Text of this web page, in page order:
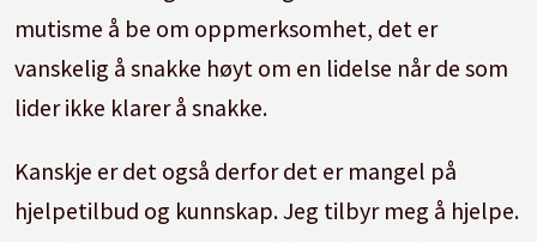
mutisme å be om oppmerksomhet, det er
vanskelig å snakke høyt om en lidelse når de som
lider ikke klarer å snakke.
Kanskje er det også derfor det er mangel på
hjelpetilbud og kunnskap. Jeg tilbyr meg å hjelpe.